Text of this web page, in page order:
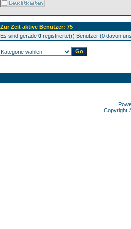
Zur Zeit aktive Benutzer: 75
Es sind gerade 0 registrierte(r) Benutzer (0 davon
Copyright